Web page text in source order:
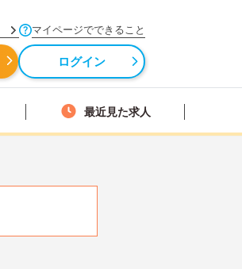
マイページでできること
ログイン
最近見た求人